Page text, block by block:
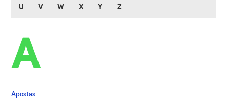
U V W X Y Z
A
Apostas